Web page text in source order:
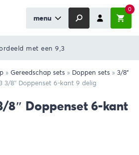
menu
0
met een 9,3
» Gereedschap sets » Doppen sets » 3/8"
3/8″ Doppenset 6-kant 9 delig
8″ Doppenset 6-kant